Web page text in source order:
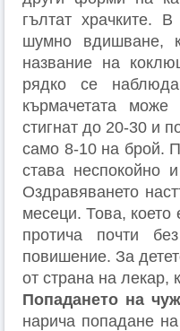
гълтат храчките.
шумно вдишване,
название на
рядко се
кърмачетата
стигнат до 20-30 и
само 8-10 на брой.
става неспокойно
Оздравяването
месеци. Това,
протича почти
повишение. За
от страна на лекар,
Попадането на
нарича попадане